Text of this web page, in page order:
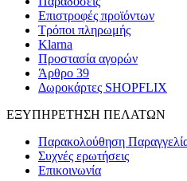
Επιστροφές προϊόντων
Τρόποι πληρωμής
Klarna
Προστασία αγορών
Άρθρο 39
Δωροκάρτες SHOPFLIX
ΕΞΥΠΗΡΕΤΗΣΗ ΠΕΛΑΤΩΝ
Παρακολούθηση
Συχνές ερωτήσεις
Επικοινωνία